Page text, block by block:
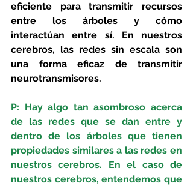
eficiente para transmitir recursos
entre los árboles y cómo
interactúan entre sí. En nuestros
cerebros, las redes sin escala son
una forma eficaz de transmitir
neurotransmisores.
P: Hay algo tan asombroso acerca
de las redes que se dan entre y
dentro de los árboles que tienen
propiedades similares a las redes en
nuestros cerebros. En el caso de
nuestros cerebros, entendemos que